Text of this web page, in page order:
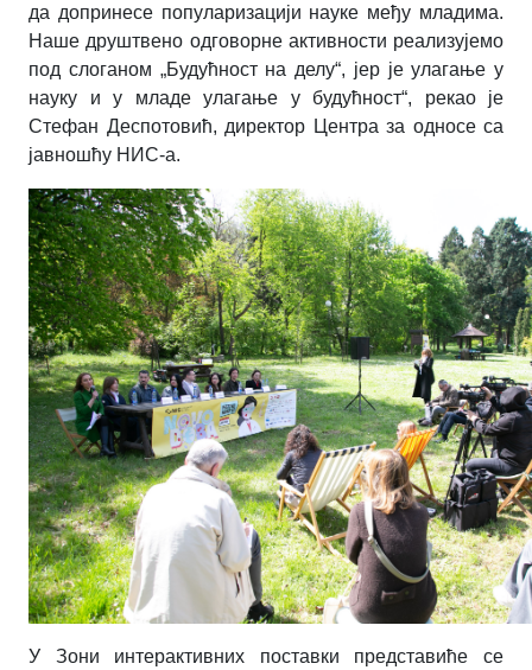
да допринесе популаризацији науке међу младима.
Наше друштвено одговорне активности реализујемо
под слоганом „Будућност на делу“, јер је улагање у
науку и у младе улагање у будућност“, рекао је
Стефан Деспотовић, директор Центра за односе са
јавношћу НИС-а.
У Зони интерактивних поставки представиће се